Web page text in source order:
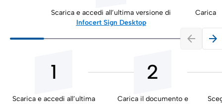
Scarica e accedi all’ultima versione di
Infocert Sign Desktop
Carica
arrow_back arrow_forward
1
Scarica e accedi all’ultima
2
Carica il documento e